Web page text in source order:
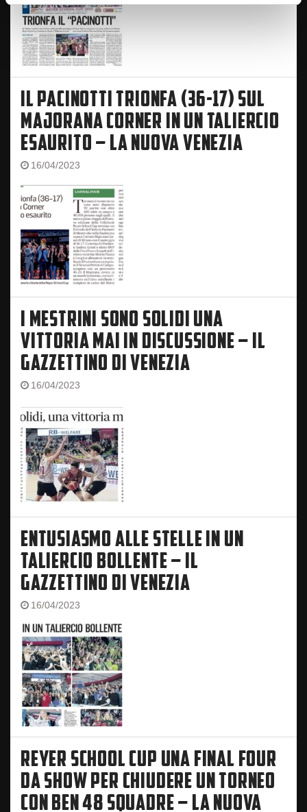
IL PACINOTTI TRIONFA (36-17) SUL
MAJORANA CORNER IN UN TALIERCIO
ESAURITO – LA NUOVA VENEZIA
16/04/2023
I MESTRINI SONO SOLIDI UNA
VITTORIA MAI IN DISCUSSIONE – IL
GAZZETTINO DI VENEZIA
16/04/2023
ENTUSIASMO ALLE STELLE IN UN
TALIERCIO BOLLENTE – IL
GAZZETTINO DI VENEZIA
16/04/2023
REYER SCHOOL CUP UNA FINAL FOUR
DA SHOW PER CHIUDERE UN TORNEO
CON BEN 48 SQUADRE – LA NUOVA